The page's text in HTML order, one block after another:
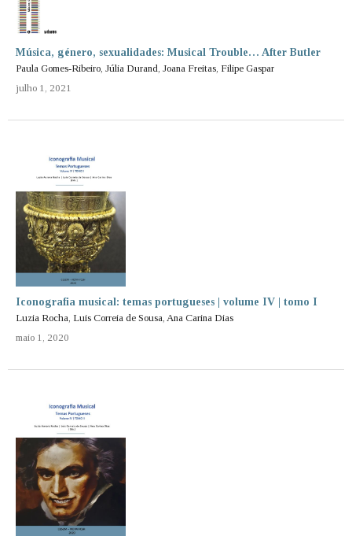
Música, género, sexualidades: Musical Trouble… After Butler
Paula Gomes-Ribeiro, Júlia Durand, Joana Freitas, Filipe Gaspar
julho 1, 2021
Iconografia musical: temas portugueses | volume IV | tomo I
Luzia Rocha, Luis Correia de Sousa, Ana Carina Dias
maio 1, 2020